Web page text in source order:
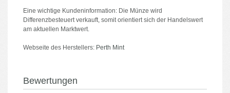
Eine wichtige Kundeninformation: Die Münze wird
Differenzbesteuert verkauft, somit orientiert sich der Handelswert
am aktuellen Marktwert.
Webseite des Herstellers: Perth Mint
Bewertungen